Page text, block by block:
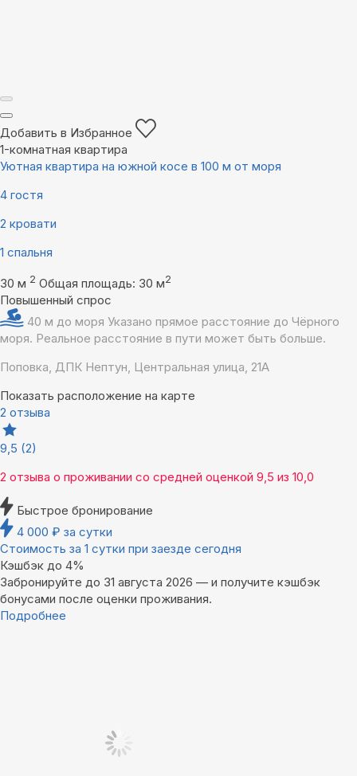
Добавить в Избранное
1-комнатная квартира
Уютная квартира на южной косе в 100 м от моря
4 гостя
2 кровати
1 спальня
30 м 2 Общая площадь: 30 м2
Повышенный спрос
40 м до моря Указано прямое расстояние до Чёрного
моря. Реальное расстояние в пути может быть больше.
Поповка, ДПК Нептун, Центральная улица, 21А
Показать расположение на карте
2 отзыва
9,5 (2)
2 отзыва о проживании со средней оценкой 9,5 из 10,0
Быстрое бронирование
4 000 ₽ за сутки
Стоимость за 1 сутки при заезде сегодня
Кэшбэк до 4%
Забронируйте до 31 августа 2026 — и получите кэшбэк
бонусами после оценки проживания.
Подробнее